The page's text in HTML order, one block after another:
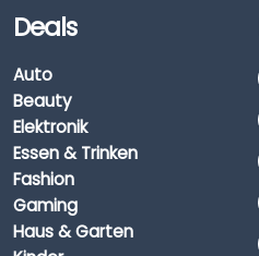
Deals
Auto
Beauty
Elektronik
Essen & Trinken
Fashion
Gaming
Haus & Garten